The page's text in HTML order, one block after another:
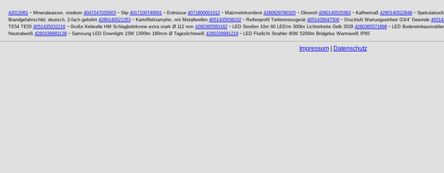
42012061- Mineralwasser, medium 4047247025003- Slip 4017100749001- Erdnüsse 4071800001012- Malzmehrkornbrot 4260629780325- Olivenöl 4260140520363- Kaffeemaß 4260140522848-
Brandgefahrschild, deutsch, 2-fach gebohrt 4260140521353- Kartoffelstampfer, mit Metallwellen 4051435038102- Reifenprofil Tiefenmessgerät 4051435047500- Druckluft Wartungseinheit G3/4' Gewinde
TE54 TE55 4051435032216- Große Keilwelle HM Schlagbohrkrone extra stark Ø 112 mm 4260365560182- LED Streifen 10m 60 LED/m 300lm Lichterkette Gelb 3528 4260365571898- LED
Neutralweiß 4260339993138- Samsung LED Downlight 15W 1300lm 180mm Ø Tageslichtweiß 4260339991219- LED Flutlicht Strahler 60W 5200lm Bridgelux Warmweiß IP65
Impressum| Datenschutz